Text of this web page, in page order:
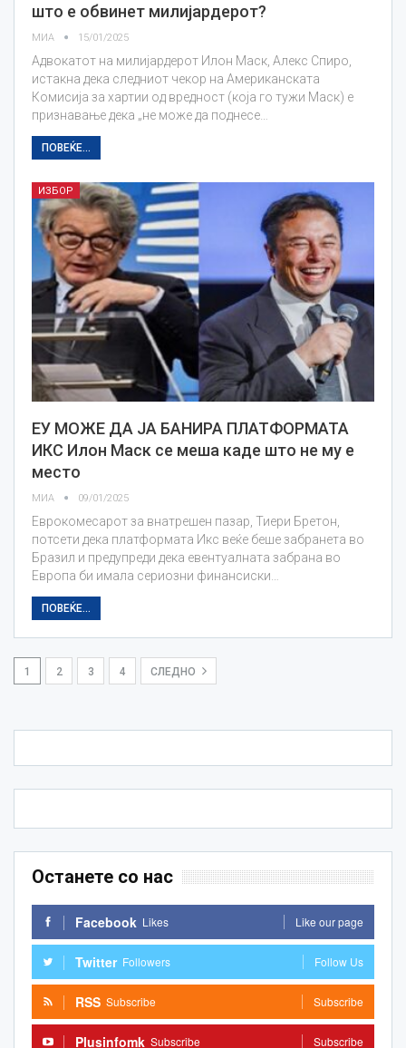
што е обвинет милијардерот?
МИА 15/01/2025
Адвокатот на милијардерот Илон Маск, Алекс Спиро,
истакна дека следниот чекор на Американската
Комисија за хартии од вредност (која го тужи Маск) е
признавање дека „не може да поднесе…
ПОВЕЌЕ...
ИЗБОР
ЕУ МОЖЕ ДА ЈА БАНИРА ПЛАТФОРМАТА
ИКС Илон Маск се меша каде што не му е
место
МИА 09/01/2025
Еврокомесарот за внатрешен пазар, Тиери Бретон,
потсети дека платформата Икс веќе беше забранета во
Бразил и предупреди дека евентуалната забрана во
Европа би имала сериозни финансиски…
ПОВЕЌЕ...
1 2 3 4 СЛЕДНО
Останете со нас
Facebook Likes Like our page
Twitter Followers Follow Us
RSS Subscribe Subscribe
Plusinfomk Subscribe Subscribe